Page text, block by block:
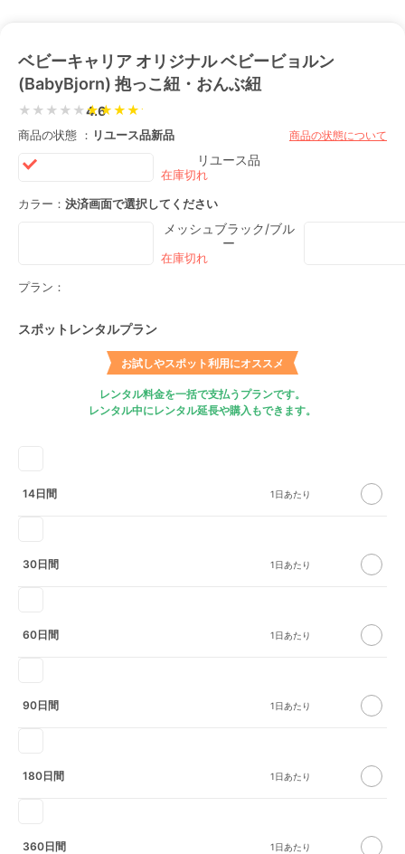
ベビーキャリア オリジナル ベビービョルン
(BabyBjorn) 抱っこ紐・おんぶ紐
★★★★★4.6
商品の状態 ： リユース品新品 商品の状態について
リユース品
カラー： 決済画面で選択してください
メッシュブラック/ブル
ー
プラン：
スポットレンタルプラン
お試しやスポット利用にオススメ
レンタル料金を一括で支払うプランです。
レンタル中にレンタル延長や購入もできます。
14日間
30日間
60日間
90日間
180日間
360日間